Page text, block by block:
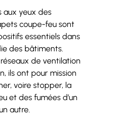
aux yeux des
coupe-feu sont
essentiels dans
des bâtiments.
de ventilation
ils ont pour mission
voire stopper, la
et des fumées d’un
autre.